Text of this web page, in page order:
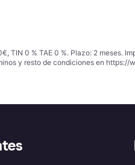
0 % TAE 0 %. Plazo: 2 meses.
y resto de condiciones en https://